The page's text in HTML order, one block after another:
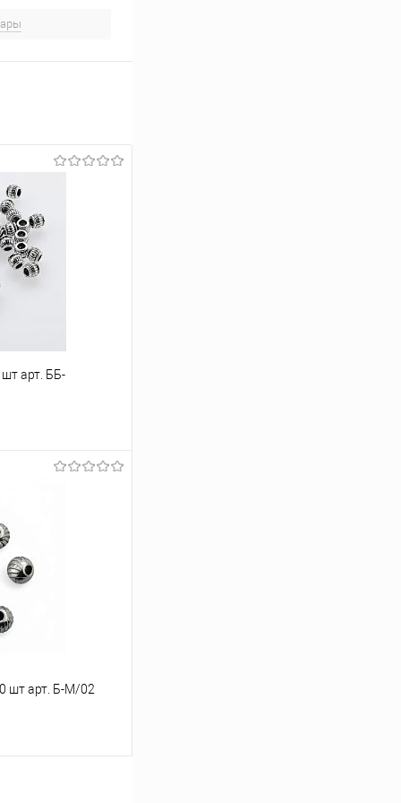
арт. ББ-
Под заказ
шт арт. Б-М/02